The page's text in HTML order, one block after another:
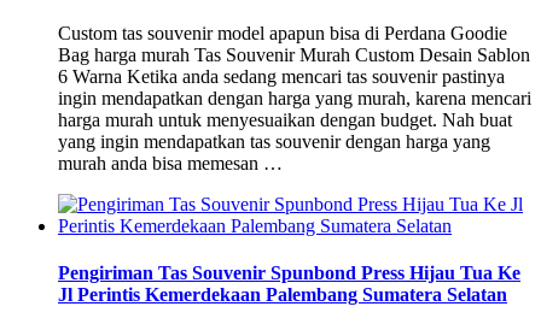
Custom tas souvenir model apapun bisa di Perdana Goodie
Bag harga murah Tas Souvenir Murah Custom Desain Sablon
6 Warna Ketika anda sedang mencari tas souvenir pastinya
ingin mendapatkan dengan harga yang murah, karena mencari
harga murah untuk menyesuaikan dengan budget. Nah buat
yang ingin mendapatkan tas souvenir dengan harga yang
murah anda bisa memesan …
Pengiriman Tas Souvenir Spunbond Press Hijau Tua Ke
Jl Perintis Kemerdekaan Palembang Sumatera Selatan